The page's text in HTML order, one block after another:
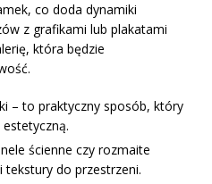
co doda dynamiki
z grafikami lub plakatami
która będzie
– to praktyczny sposób, który
ścienne czy rozmaite
tekstury do przestrzeni.